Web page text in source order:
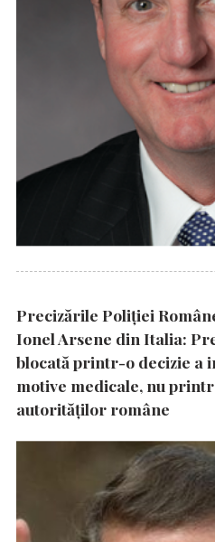
Precizările Poliţiei
Ionel Arsene din Italia:
blocată printr-o decizie a
motive medicale, nu
autorităţilor române